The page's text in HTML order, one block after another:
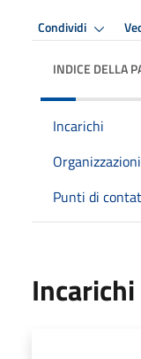
Condividi
INDICE DELLA
Incarichi
Organizzazioni
Punti di
Incarichi